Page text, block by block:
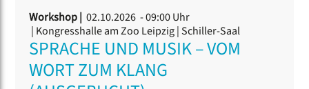
Workshop | 02.10.2026 - 09:00 Uhr
| Kongresshalle am Zoo Leipzig | Schiller-Saal
SPRACHE UND MUSIK – VOM
WORT ZUM KLANG